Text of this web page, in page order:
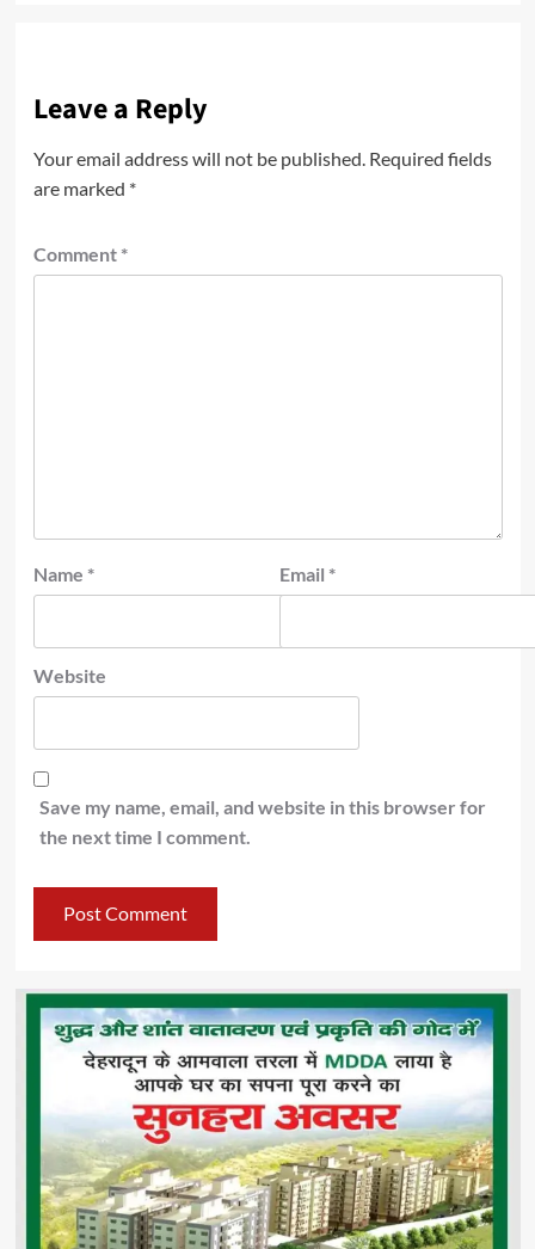
Leave a Reply
Your email address will not be published. Required fields
are marked *
Comment *
Name * Email *
Website
Save my name, email, and website in this browser for
the next time I comment.